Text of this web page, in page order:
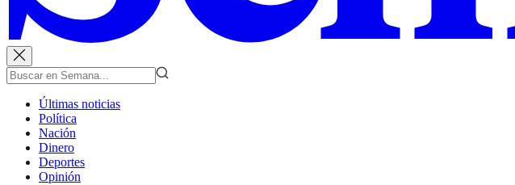
Últimas noticias
Política
Nación
Dinero
Deportes
Opinión